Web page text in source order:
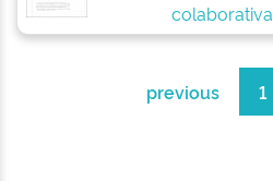
colaborativa
previous 1